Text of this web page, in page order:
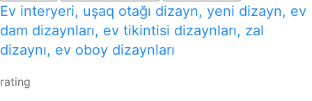
Ev interyeri, uşaq otağı dizayn, yeni dizayn, ev
dam dizaynları, ev tikintisi dizaynları, zal
dizaynı, ev oboy dizaynları
rating